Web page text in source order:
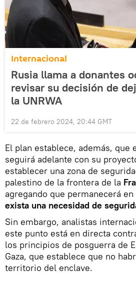
Internacional
Rusia llama a donantes
revisar su decisión de
la UNRWA
22 de febrero 2024, 20:44 GMT
El plan establece, además, que
seguirá adelante con su
establecer una zona de
palestino de la frontera de la
agregando que permanecerá
exista una necesidad de
Sin embargo, analistas
este punto está en directa
los principios de posguerra de
Gaza, que establece que no
territorio del enclave.